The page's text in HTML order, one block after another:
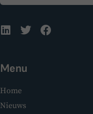
Menu
Home
Nieuws